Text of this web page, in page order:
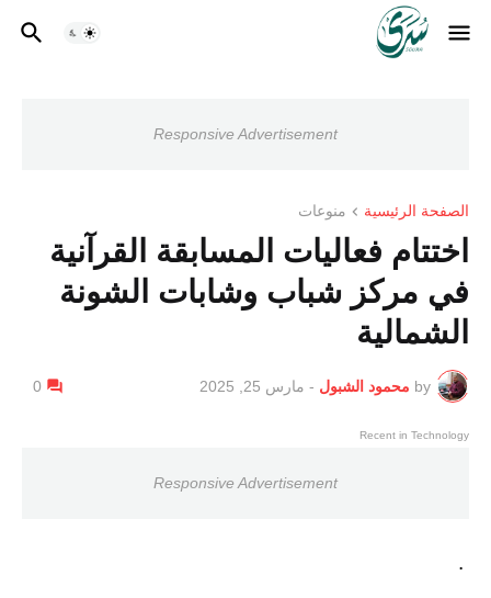
Responsive Advertisement
الصفحة الرئيسية منوعات
اختتام فعاليات المسابقة القرآنية
في مركز شباب وشابات الشونة
الشمالية
by محمود الشبول - مارس 25, 2025 0
Recent in Technology
Responsive Advertisement
.